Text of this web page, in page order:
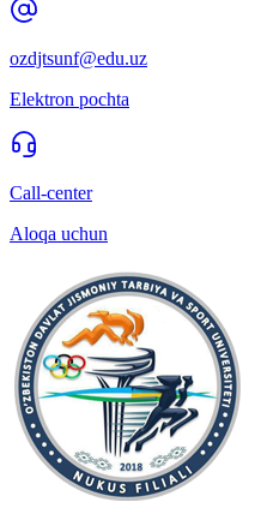
ozdjtsunf@edu.uz
Elektron pochta
Call-center
Aloqa uchun